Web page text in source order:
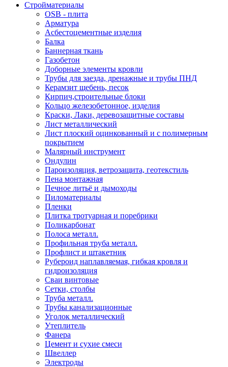
Стройматериалы
OSB - плита
Арматура
Асбестоцементные изделия
Балка
Баннерная ткань
Газобетон
Доборные элементы кровли
Трубы для заезда, дренажные и трубы ПНД
Керамзит щебень, песок
Кирпич,строительные блоки
Кольцо железобетонное, изделия
Краски, Лаки, деревозащитные составы
Лист металлический
Лист плоский оцинкованный и с полимерным
покрытием
Малярный инструмент
Ондулин
Пароизоляция, ветрозащита, геотекстиль
Пена монтажная
Печное литьё и дымоходы
Пиломатериалы
Пленки
Плитка тротуарная и поребрики
Поликарбонат
Полоса металл.
Профильная труба металл.
Профлист и штакетник
Рубероид наплавляемая, гибкая кровля и
гидроизоляция
Сваи винтовые
Сетки, столбы
Труба металл.
Трубы канализационные
Уголок металлический
Утеплитель
Фанера
Цемент и сухие смеси
Швеллер
Электроды